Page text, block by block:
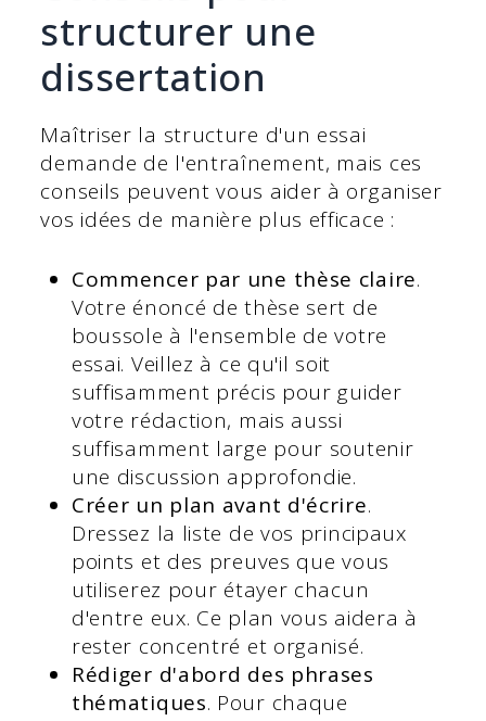
structurer une
dissertation
Maîtriser la structure d'un essai
demande de l'entraînement, mais ces
conseils peuvent vous aider à organiser
vos idées de manière plus efficace :
Commencer par une thèse claire.
Votre énoncé de thèse sert de
boussole à l'ensemble de votre
essai. Veillez à ce qu'il soit
suffisamment précis pour guider
votre rédaction, mais aussi
suffisamment large pour soutenir
une discussion approfondie.
Créer un plan avant d'écrire.
Dressez la liste de vos principaux
points et des preuves que vous
utiliserez pour étayer chacun
d'entre eux. Ce plan vous aidera à
rester concentré et organisé.
Rédiger d'abord des phrases
thématiques. Pour chaque